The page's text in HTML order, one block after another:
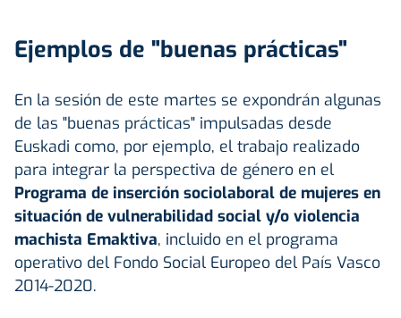
Ejemplos de "buenas prácticas"
En la sesión de este martes se expondrán algunas
de las "buenas prácticas" impulsadas desde
Euskadi como, por ejemplo, el trabajo realizado
para integrar la perspectiva de género en el
Programa de inserción sociolaboral de mujeres en
situación de vulnerabilidad social y/o violencia
machista Emaktiva, incluido en el programa
operativo del Fondo Social Europeo del País Vasco
2014-2020.